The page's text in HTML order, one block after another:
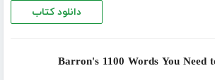
دانلود کتاب